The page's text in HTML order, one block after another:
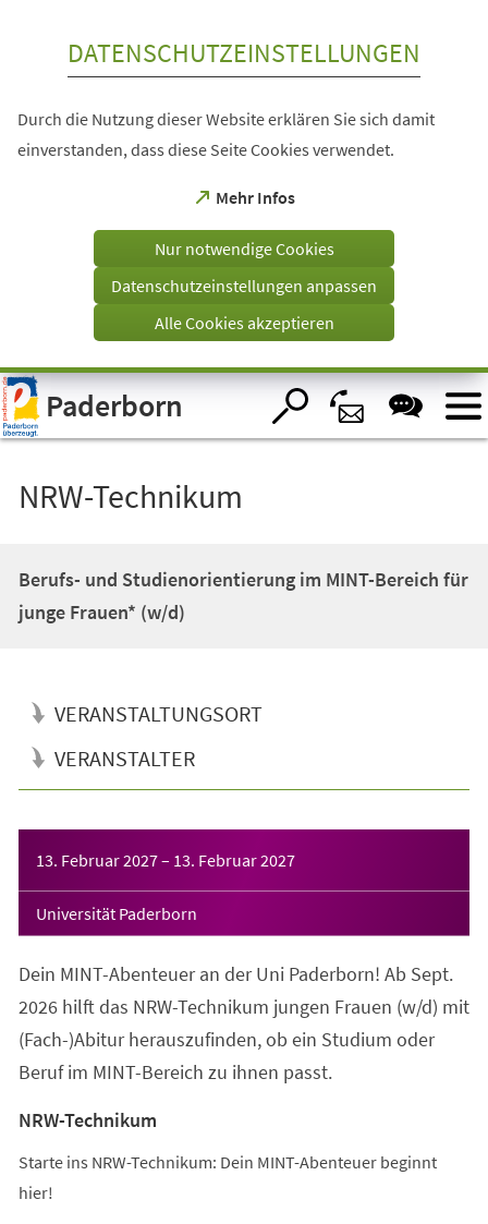
Visuelle
Assistenzsoftware
öffnen.
DATENSCHUTZEINSTELLUNGEN
Durch die Nutzung dieser Website erklären Sie sich damit
einverstanden, dass diese Seite Cookies verwendet.
Mehr Infos
(Öffnet
einem
Tab)
Nur notwendige Cookies
Datenschutzeinstellungen anpassen
Alle Cookies akzeptieren
Paderborn
NRW-Technikum
Berufs- und Studienorientierung im MINT-Bereich für
junge Frauen* (w/d)
VERANSTALTUNGSORT
VERANSTALTER
13. Februar 2027– 13. Februar 2027
Universität Paderborn
Dein MINT-Abenteuer an der Uni Paderborn! Ab Sept.
2026 hilft das NRW-Technikum jungen Frauen (w/d) mit
(Fach-)Abitur herauszufinden, ob ein Studium oder
Beruf im MINT-Bereich zu ihnen passt.
NRW-Technikum
Starte ins NRW-Technikum: Dein MINT-Abenteuer beginnt
hier!